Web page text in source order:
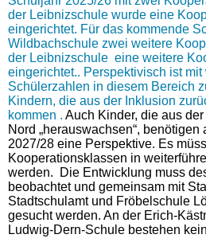
der Leibnizschule wurde eine
eingerichtet. Für das kommende
Wildbachschule zwei weitere
der Leibnizschule eine weitere
eingerichtet.. Perspektivisch ist
Schülerzahlen in diesem Bereich
Kindern, die aus der Inklusion
kommen . Auch Kinder, die aus
Nord „herauswachsen“,
2027/28 eine Perspektive. Es
Kooperationsklassen in
werden.
Die Entwicklung muss
beobachtet und gemeinsam mit
Stadtschulamt und Fröbelschule
gesucht werden. An der Erich-
Ludwig-Dern-Schule bestehen